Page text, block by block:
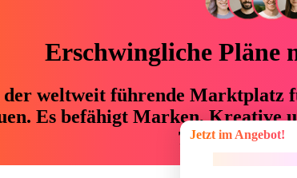
Erschwingliche Pläne
der weltweit führende Marktplatz
Es befähigt Marken, Kreative
76 % an Zeit
Jetzt im Angebot!